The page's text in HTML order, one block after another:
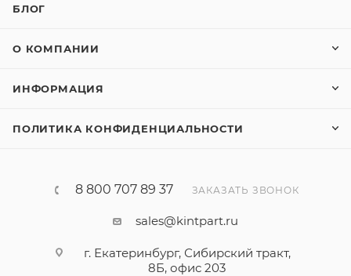
БЛОГ
О КОМПАНИИ
ИНФОРМАЦИЯ
ПОЛИТИКА КОНФИДЕНЦИАЛЬНОСТИ
8 800 707 89 37 ЗАКАЗАТЬ ЗВОНОК
sales@kintpart.ru
г. Екатеринбург, Сибирский тракт,
8Б, офис 203